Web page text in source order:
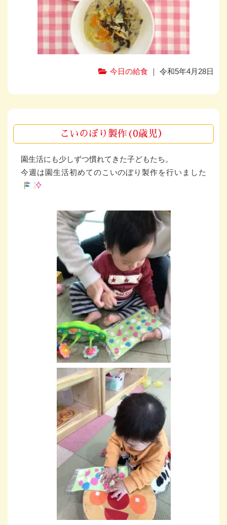
今日の給食 ｜ 令和5年4月28日
こいのぼり製作(0歳児）
園生活にも少しずつ慣れてきた子どもたち。
今週は園生活初めてのこいのぼり製作を行いました